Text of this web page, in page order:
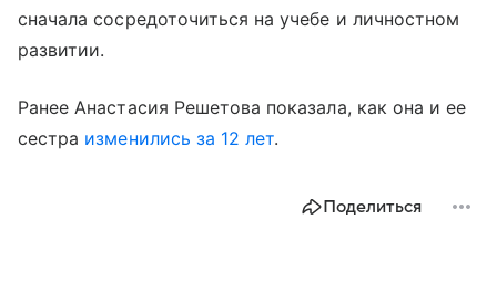
сначала сосредоточиться на учебе и личностном
развитии.
Ранее Анастасия Решетова показала, как она и ее
сестра изменились за 12 лет.
Поделиться